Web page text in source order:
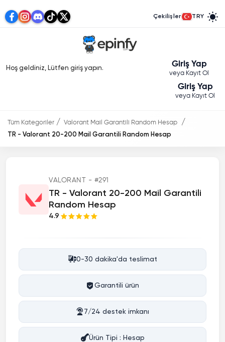
Çekilişler TRY
Hoş geldiniz, Lütfen giriş yapın. Giriş Yap
veya Kayıt Ol
Giriş Yap
veya Kayıt Ol
Tüm Kategoriler
Valorant Mail Garantili Random Hesap
TR - Valorant 20-200 Mail Garantili Random Hesap
VALORANT - #291
TR - Valorant 20-200 Mail Garantili
Random Hesap
4.9
0-30 dakika'da teslimat
Garantili ürün
7/24 destek imkanı
Ürün Tipi : Hesap